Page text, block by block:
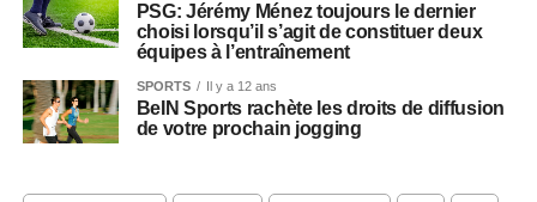
PSG: Jérémy Ménez toujours le dernier
choisi lorsqu’il s’agit de constituer deux
équipes à l’entraînement
SPORTS Il y a 12 ans
BeIN Sports rachète les droits de diffusion
de votre prochain jogging